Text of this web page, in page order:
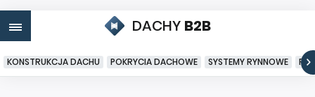
DACHY B2B
KONSTRUKCJA DACHU POKRYCIA DACHOWE SYSTEMY RYNNOWE